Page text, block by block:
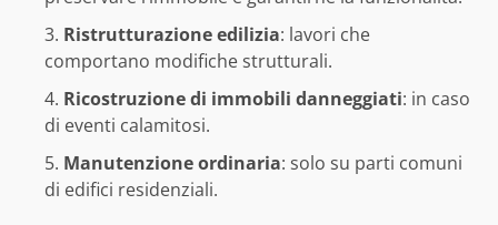
Ristrutturazione edilizia: lavori che
comportano modifiche strutturali.
Ricostruzione di immobili danneggiati: in caso
di eventi calamitosi.
Manutenzione ordinaria: solo su parti comuni
di edifici residenziali.